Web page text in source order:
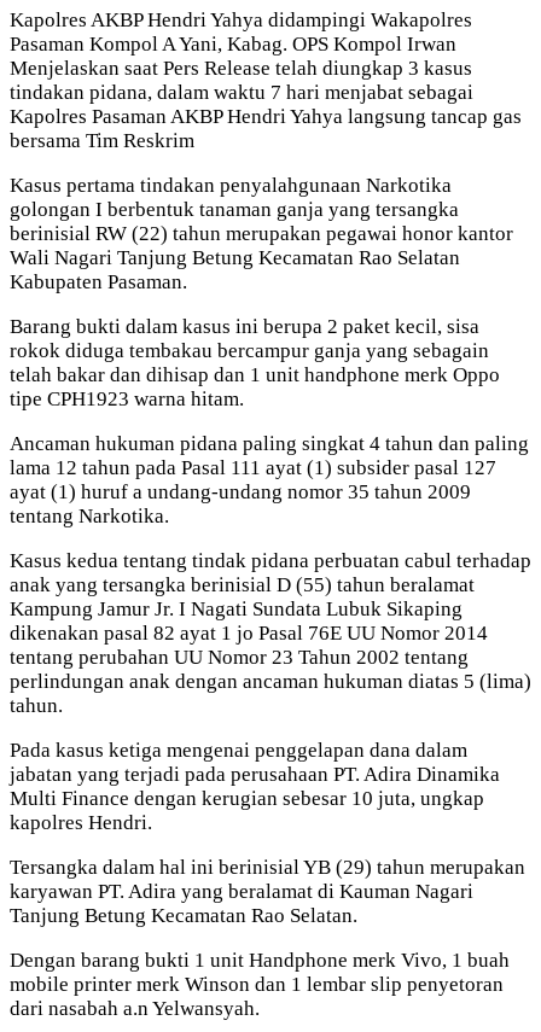
Kapolres AKBP Hendri Yahya didampingi Wakapolres
Pasaman Kompol A Yani, Kabag. OPS Kompol Irwan
Menjelaskan saat Pers Release telah diungkap 3 kasus
tindakan pidana, dalam waktu 7 hari menjabat sebagai
Kapolres Pasaman AKBP Hendri Yahya langsung tancap gas
bersama Tim Reskrim
Kasus pertama tindakan penyalahgunaan Narkotika
golongan I berbentuk tanaman ganja yang tersangka
berinisial RW (22) tahun merupakan pegawai honor kantor
Wali Nagari Tanjung Betung Kecamatan Rao Selatan
Kabupaten Pasaman.
Barang bukti dalam kasus ini berupa 2 paket kecil, sisa
rokok diduga tembakau bercampur ganja yang sebagain
telah bakar dan dihisap dan 1 unit handphone merk Oppo
tipe CPH1923 warna hitam.
Ancaman hukuman pidana paling singkat 4 tahun dan paling
lama 12 tahun pada Pasal 111 ayat (1) subsider pasal 127
ayat (1) huruf a undang-undang nomor 35 tahun 2009
tentang Narkotika.
Kasus kedua tentang tindak pidana perbuatan cabul terhadap
anak yang tersangka berinisial D (55) tahun beralamat
Kampung Jamur Jr. I Nagati Sundata Lubuk Sikaping
dikenakan pasal 82 ayat 1 jo Pasal 76E UU Nomor 2014
tentang perubahan UU Nomor 23 Tahun 2002 tentang
perlindungan anak dengan ancaman hukuman diatas 5 (lima)
tahun.
Pada kasus ketiga mengenai penggelapan dana dalam
jabatan yang terjadi pada perusahaan PT. Adira Dinamika
Multi Finance dengan kerugian sebesar 10 juta, ungkap
kapolres Hendri.
Tersangka dalam hal ini berinisial YB (29) tahun merupakan
karyawan PT. Adira yang beralamat di Kauman Nagari
Tanjung Betung Kecamatan Rao Selatan.
Dengan barang bukti 1 unit Handphone merk Vivo, 1 buah
mobile printer merk Winson dan 1 lembar slip penyetoran
dari nasabah a.n Yelwansyah.